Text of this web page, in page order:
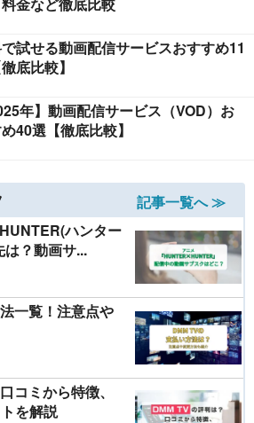
金など徹底比較
試せる動画配信サービスおすすめ11
底比較】
年】動画配信サービス（VOD）お
40選【徹底比較】
記事一覧へ ≫
ハンター
？動画サ...
一覧！注意点や
コミから特徴、
を解説